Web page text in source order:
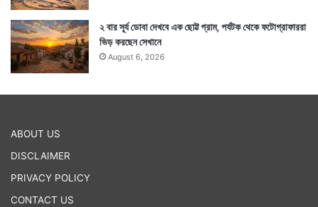
২ বার সূর্য ডোবা দেখবে এক ছোট্ট গ্রাম, পর্যটক থেকে ফটোগ্রাফাররা
ভিড় করছেন সেখানে
August 6, 2026
ABOUT US
DISCLAIMER
PRIVACY POLICY
CONTACT US